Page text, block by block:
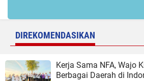
DIREKOMENDASIKAN
Kerja Sama NFA, Wajo
Berbagai Daerah di